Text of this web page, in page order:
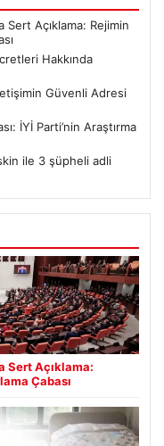
Sert Açıklama: Rejimin
Hakkında
Güvenli Adresi
İYİ Parti’nin Araştırma
ile 3 şüpheli adli
Sert Açıklama:
Çabası